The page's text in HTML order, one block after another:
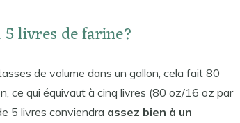
livres de farine?
de volume dans un gallon, cela fait 80
ce qui équivaut à cinq livres (80 oz/16 oz par
5 livres conviendra assez bien à un